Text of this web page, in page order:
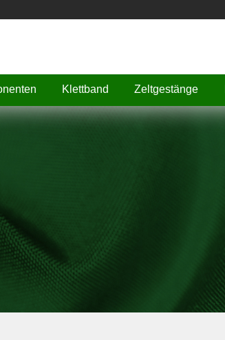
Klettband Zeltgestänge